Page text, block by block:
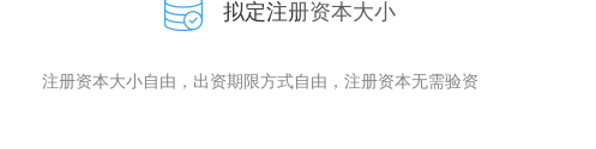
拟定注册资本大小
注册资本大小自由，出资期限方式自由，注册资本无需验资